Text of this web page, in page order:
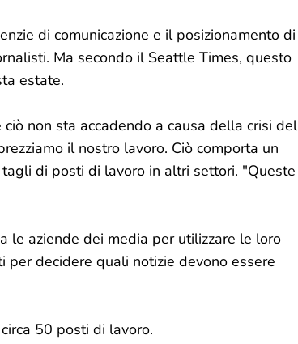
di comunicazione e il posizionamento di
Ma secondo il Seattle Times, questo
estate.
non sta accadendo a causa della crisi del
il nostro lavoro. Ciò comporta un
di posti di lavoro in altri settori. "Queste
le aziende dei media per utilizzare le loro
decidere quali notizie devono essere
50 posti di lavoro.